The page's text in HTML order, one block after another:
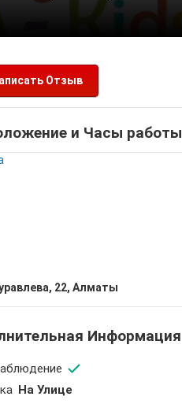
Отзыв
и Часы работы
22, Алматы
Информация
На Улице